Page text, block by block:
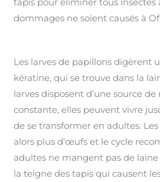
dommages ne soient causés à
Les larves de papillons digèrent
kératine, qui se trouve dans la
larves disposent d’une source
constante, elles peuvent vivre
de se transformer en adultes.
alors plus d’œufs et le cycle
adultes ne mangent pas de laine
la teigne des tapis qui causent